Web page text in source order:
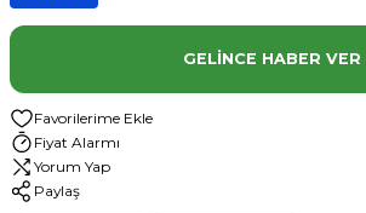
GELINCE HABER VER
Fiyat Alarmı
Yorum Yap
Paylaş